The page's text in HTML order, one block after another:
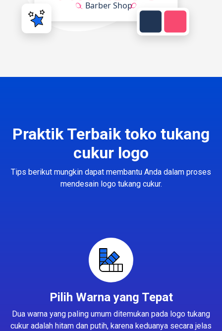
Praktik Terbaik toko tukang
cukur logo
Tips berikut mungkin dapat membantu Anda dalam proses
mendesain logo tukang cukur.
Pilih Warna yang Tepat
Dua warna yang paling umum ditemukan pada logo tukang
cukur adalah hitam dan putih, karena keduanya secara jelas